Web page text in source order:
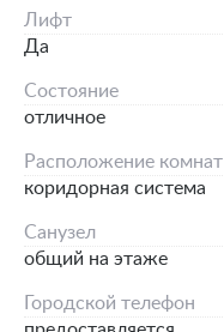
Лифт
Да
Состояние
отличное
Расположение комнат
коридорная система
Санузел
общий на этаже
Городской телефон